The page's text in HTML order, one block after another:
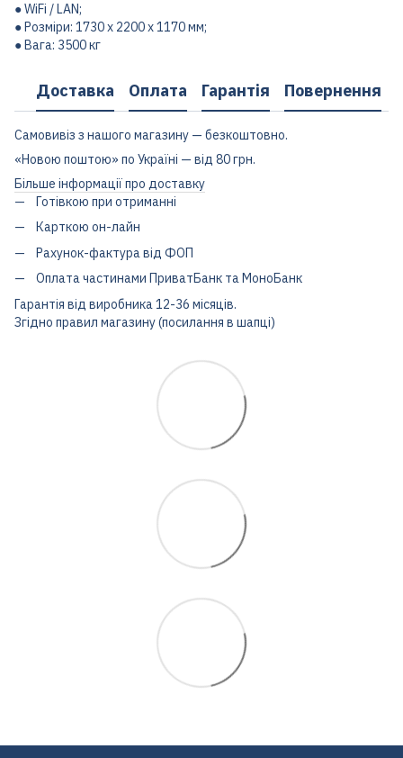
● WiFi / LAN;
● Розміри: 1730 x 2200 x 1170 мм;
● Вага: 3500 кг
Доставка Оплата Гарантія Повернення
Самовивіз з нашого магазину — безкоштовно.
«Новою поштою» по Україні — від 80 грн.
Більше інформації про доставку
Готівкою при отриманні
Карткою он-лайн
Рахунок-фактура від ФОП
Оплата частинами ПриватБанк та МоноБанк
Гарантія від виробника 12-36 місяців.
Згідно правил магазину (посилання в шапці)